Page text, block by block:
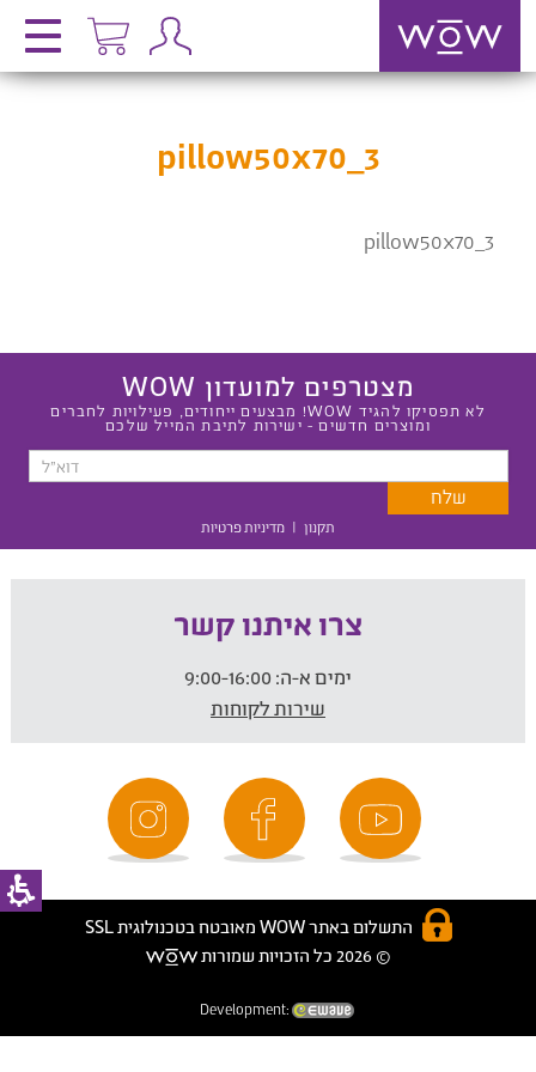
pillow50x70_3
pillow50x70_3
מצטרפים למועדון WOW
לא תפסיקו להגיד WOW! מבצעים ייחודים, פעילויות לחברים
ומוצרים חדשים - ישירות לתיבת המייל שלכם
תקנון | מדיניות פרטיות
צרו איתנו קשר
ימים א-ה:
שירות לקוחות
התשלום באתר WOW מאובטח בטכנולוגית SSL
© 2026 כל הזכויות שמורות
Development: